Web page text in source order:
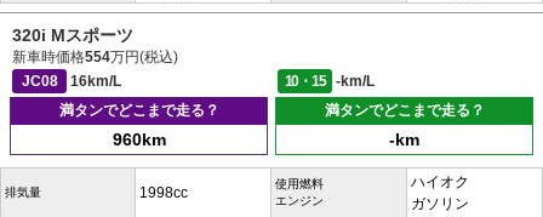
320i Mスポーツ
新車時価格554万円(税込)
JC08
16km/L 10・15
-km/L
満タンでどこまで走る？
960km
満タンでどこまで走る？
-km
排気量 1998cc
使用燃料
エンジン
ハイオク
ガソリン